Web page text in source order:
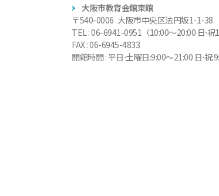
大阪市教育会館東館
〒540-0006 大阪市中央区法円坂1-1-38
TEL : 06-6941-0951（10:00～20:00 日⋅祝
FAX : 06-6945-4833
開館時間 : 平日⋅土曜日:9:00～21:00 日⋅祝